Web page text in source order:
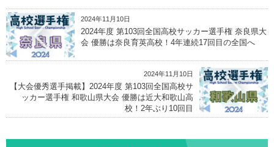
2024年11月10日
2024年度 第103回全国高校サッカー選手権 奈良県大
会 優勝は奈良育英高校！4年連続17回目の全国へ
2024年11月10日
【大会優秀選手掲載】2024年度 第103回全国高校サ
ッカー選手権 和歌山県大会 優勝は近大和歌山高
校！2年ぶり10回目